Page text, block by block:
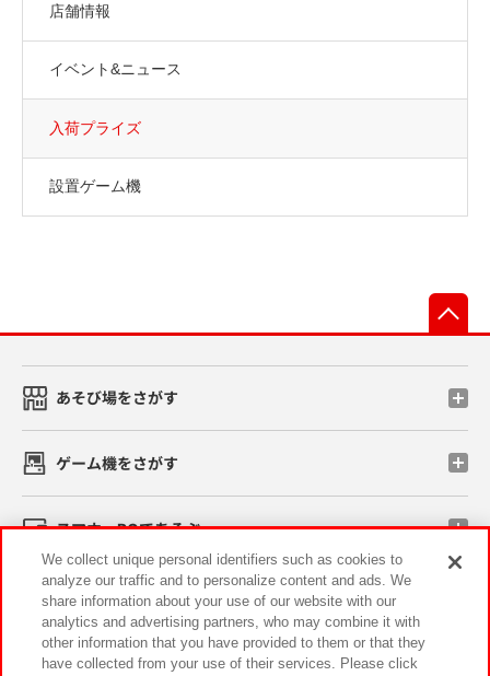
店舗情報
イベント&ニュース
入荷プライズ
設置ゲーム機
あそび場をさがす
ゲーム機をさがす
スマホ・PCであそぶ
イベント・キャンペーン
We collect unique personal identifiers such as cookies to
analyze our traffic and to personalize content and ads. We
share information about your use of our website with our
analytics and advertising partners, who may combine it with
other information that you have provided to them or that they
have collected from your use of their services. Please click